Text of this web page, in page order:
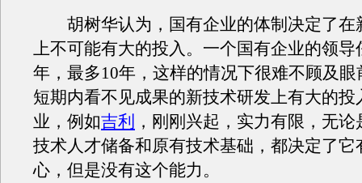
胡树华认为，国有企业的体制决定了在
上不可能有大的投入。一个国有企业的领导
年，最多10年，这样的情况下很难不顾及
短期内看不见成果的新技术研发上有大的投
业，例如吉利 ，刚刚兴起，实力有限，无
技术人才储备和原有技术基础，都决定了它
心，但是没有这个能力。